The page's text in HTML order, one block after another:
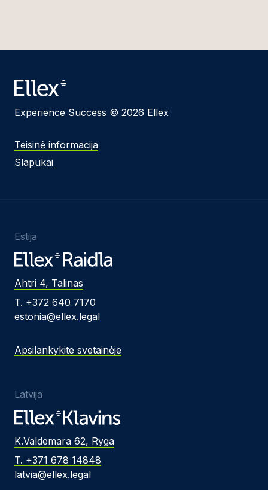
Experience Success © 2026 Ellex
Teisinė informacija
Slapukai
Estija
Ahtri 4, Talinas
T. +372 640 7170
estonia@ellex.legal
Apsilankykite svetainėje
Latvija
K.Valdemara 62, Ryga
T. +371 678 14848
latvia@ellex.legal